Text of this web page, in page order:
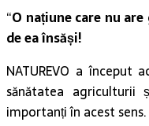
“O națiune care nu
de ea însăși!
NATUREVO a început
sănătatea
importanți în acest sens.